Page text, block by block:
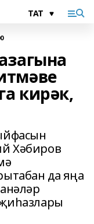
кирәк,
Хәбиров
да яңа